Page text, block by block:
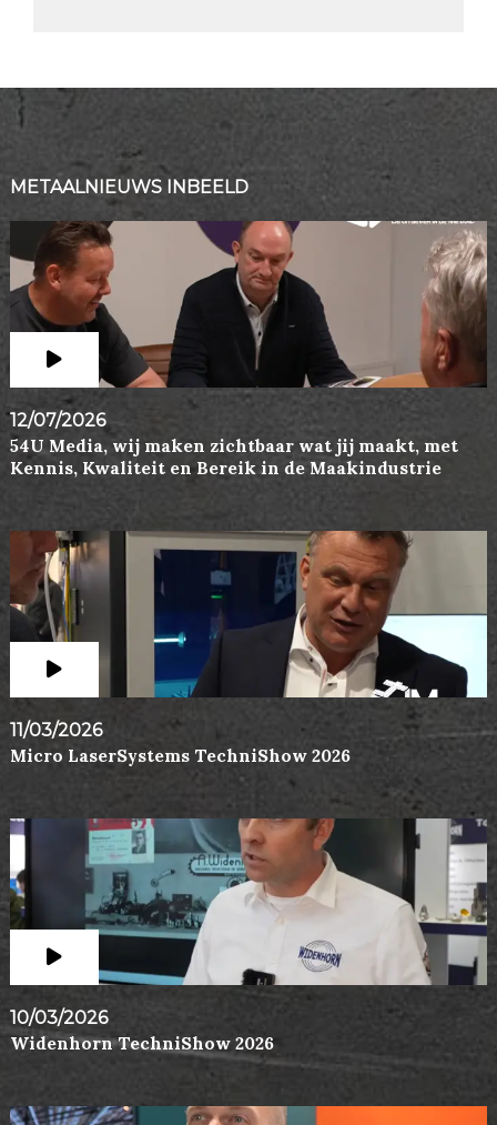
METAALNIEUWS INBEELD
12/07/2026
54U Media, wij maken zichtbaar wat jij maakt, met
Kennis, Kwaliteit en Bereik in de Maakindustrie
11/03/2026
Micro LaserSystems TechniShow 2026
10/03/2026
Widenhorn TechniShow 2026